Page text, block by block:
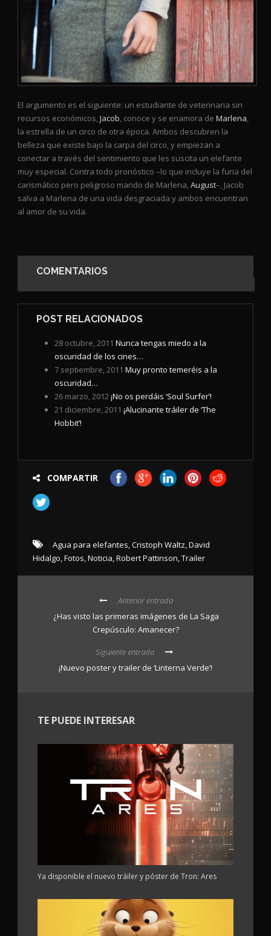
El argumento es el siguiente: un estudiante de veterinaria sin
recursos económicos,Jacob, conoce y se enamora de Marlena,
la estrella de un circo de otra época. Ambos descubren la
belleza que existe bajo la carpa del circo, y empiezan a
conectar a través del sentimiento que les suscita un elefante
muy especial. Contra todo pronóstico –lo que incluye la furia del
carismático pero peligroso marido de Marlena,August–, Jacob
salva a Marlena de una vida desgraciada y ambos encuentran
al amor de su vida.
COMENTARIOS
POST RELACIONADOS
28 octubre, 2011 Nunca tengas miedo a la
oscuridad de los cines…
7 septiembre, 2011 Muy pronto temeréis a la
oscuridad…
26 marzo, 2012¡No os perdáis ‘Soul Surfer’!
21 diciembre, 2011 ¡Alucinante tráiler de ‘The
Hobbit’!
COMPARTIR
Agua para elefantes,Cristoph Waltz,David
Hidalgo,Fotos,Noticia,Robert Pattinson,Trailer
Anterior entrada
¿Has visto las primeras imágenes de La Saga
Crepúsculo: Amanecer?
Siguiente entrada
¡Nuevo poster y trailer de ‘Linterna Verde’!
TE PUEDE INTERESAR
Ya disponible el nuevo tráiler y póster de Tron: Ares